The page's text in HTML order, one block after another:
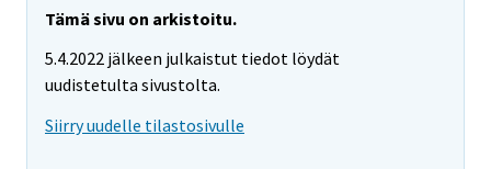
Tämä sivu on arkistoitu.
5.4.2022 jälkeen julkaistut tiedot löydät
uudistetulta sivustolta.
Siirry uudelle tilastosivulle